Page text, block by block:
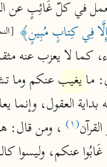
Type 2 or
عامّة
صديق
في كلّ غَائِبٍ عن
فِي كِتابٍ مُبِينٍ﴾
كما لا يعزب عنه
ما يغيب عنكم وما
(١) ، ومن قال:
غَابُوا عنكم، وليسوا